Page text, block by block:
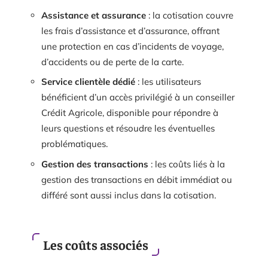
Assistance et assurance : la cotisation couvre
les frais d’assistance et d’assurance, offrant
une protection en cas d’incidents de voyage,
d’accidents ou de perte de la carte.
Service clientèle dédié : les utilisateurs
bénéficient d’un accès privilégié à un conseiller
Crédit Agricole, disponible pour répondre à
leurs questions et résoudre les éventuelles
problématiques.
Gestion des transactions : les coûts liés à la
gestion des transactions en débit immédiat ou
différé sont aussi inclus dans la cotisation.
Les coûts associés